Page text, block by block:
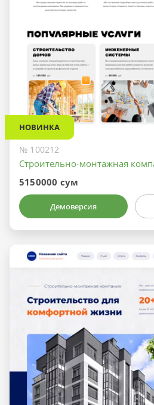
НОВИНКА
№ 100212
Строительно-монтажная
5150000 сум
Демоверсия